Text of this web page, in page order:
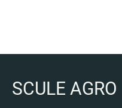
SCULE AGRO